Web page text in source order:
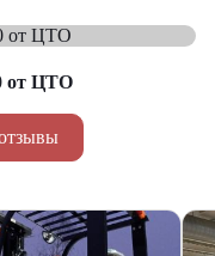
от ЦТО